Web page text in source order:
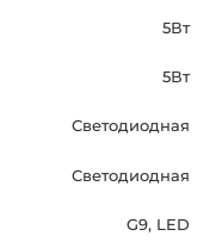
5Вт
5Вт
Светодиодная
Светодиодная
G9, LED